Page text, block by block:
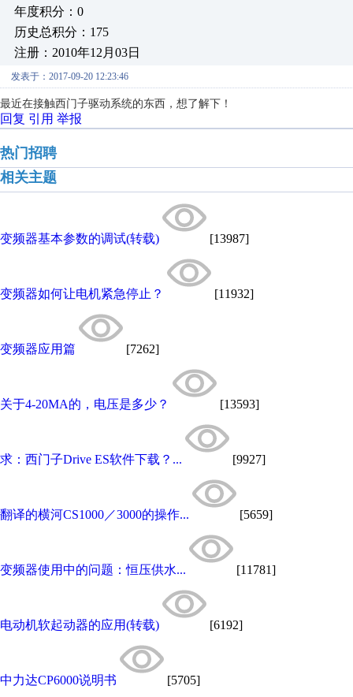
年度积分：0
历史总积分：175
注册：2010年12月03日
发表于：2017-09-20 12:23:46
最近在接触西门子驱动系统的东西，想了解下！
回复 引用 举报
热门招聘
相关主题
变频器基本参数的调试(转载) [13987]
变频器如何让电机紧急停止？ [11932]
变频器应用篇 [7262]
关于4-20MA的，电压是多少？ [13593]
求：西门子Drive ES软件下载？... [9927]
翻译的横河CS1000／3000的操作... [5659]
变频器使用中的问题：恒压供水... [11781]
电动机软起动器的应用(转载) [6192]
中力达CP6000说明书 [5705]